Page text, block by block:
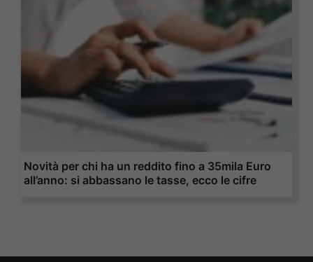
Novità per chi ha un reddito fino a 35mila Euro
all’anno: si abbassano le tasse, ecco le cifre